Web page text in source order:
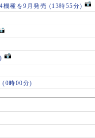
機種を9月発売 (13時55分)
(0時00分)